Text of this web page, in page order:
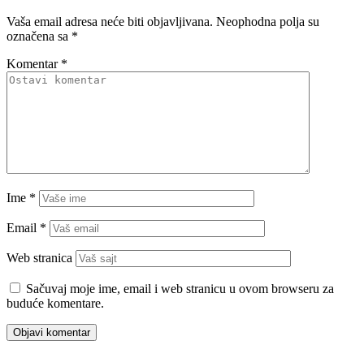
Vaša email adresa neće biti objavljivana. Neophodna polja su
označena sa *
Komentar *
Ime *
Email *
Web stranica
Sačuvaj moje ime, email i web stranicu u ovom browseru za
buduće komentare.